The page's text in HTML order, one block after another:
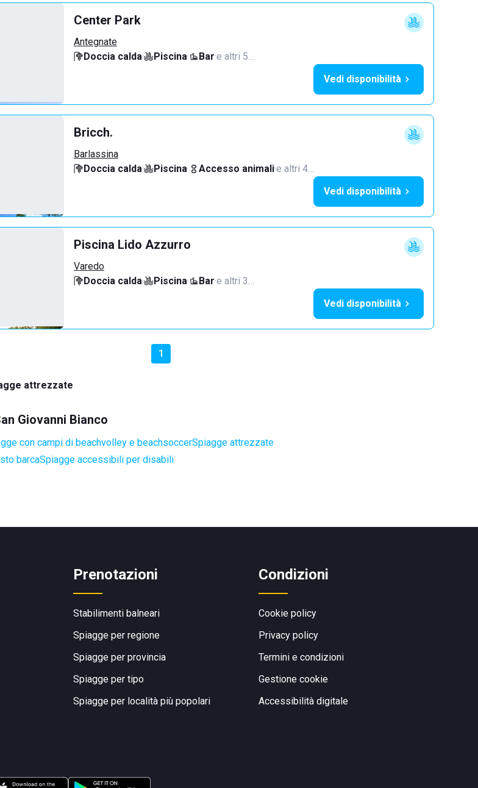
Center Park
Antegnate
Doccia calda· Piscina· Bar·e altri 5…
Vedi disponibilità
Bricch.
Barlassina
Doccia calda· Piscina· Accesso animali·e altri 4…
Vedi disponibilità
Piscina Lido Azzurro
Varedo
Doccia calda· Piscina· Bar·e altri 3…
Vedi disponibilità
1
attrezzate
Giovanni Bianco
con campi di beachvolley e beachsoccerSpiagge attrezzate
barcaSpiagge accessibili per disabili
Prenotazioni
Stabilimenti balneari
Spiagge per regione
Spiagge per provincia
Spiagge per tipo
Spiagge per località più popolari
Condizioni
Cookie policy
Privacy policy
Termini e condizioni
Gestione cookie
Accessibilità digitale